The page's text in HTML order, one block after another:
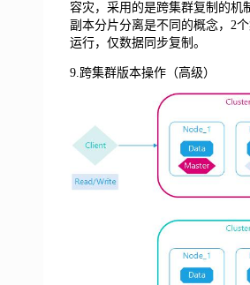
容灾，采用的是跨集群复制的机
副本分片分离是不同的概念，2
运行，仅数据同步复制。
9.跨集群版本操作（高级）